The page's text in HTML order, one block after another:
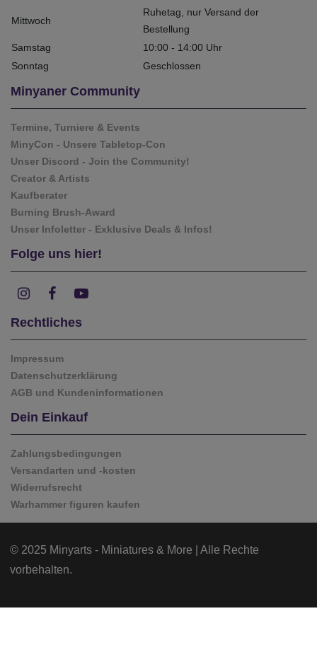
Mittwoch
Ruhetag, nur Versand der
Bestellung
Samstag
10:00 - 14:00 Uhr
Sonntag
Geschlossen
Minyaner Community
Termine, Turniere & Events
MinyCon - Unsere Tabletop-Con
Unser Discord - Join the Community!
Creator & Artists
Kaufberater
Burning Brush-Award
Unser Infoletter - Exklusive Deals & Infos!
Folge uns hier!
Rechtliches
Impressum
Datenschutzerklärung
AGB und Kundeninformationen
Dein Einkauf
Zahlungsbedingungen
Versandarten und -kosten
Widerrufsrecht
Warhammer figuren kaufen
© 2025 Minyarts - Miniatures & More | Alle Rechte
vorbehalten.